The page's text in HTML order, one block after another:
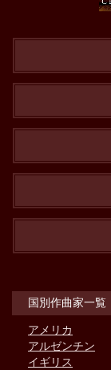
国別作曲家一覧
アメリカ
アルゼンチン
イギリス